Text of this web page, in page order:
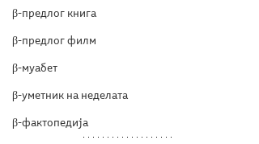
β-предлог книга
β-предлог филм
β-муабет
β-уметник на неделата
β-фактопедија